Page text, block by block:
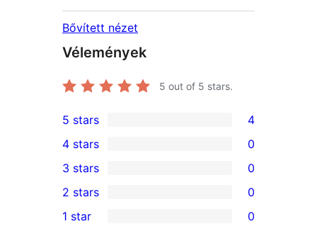
Bővített nézet
Vélemények
5 out of 5 stars.
4
5-
star
reviews
5 stars 4
4-
star
reviews
4 stars 0
0
3-
star
3 stars 0
2-
2 stars 0
1 star 0